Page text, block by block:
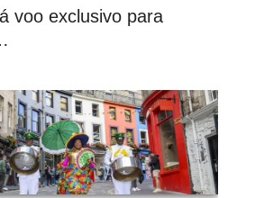
voo exclusivo para